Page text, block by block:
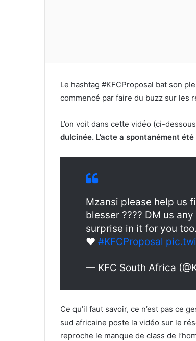
Le hashtag #KFCProposal bat son
commencé par faire du buzz sur les
L’on voit dans cette vidéo (ci-
dulcinée. L’acte a spontanément
Mzansi please help us
blesser ???? DM us
surprise in it for you
❤️ #KFCProposal
— KFC South Africa
Ce qu’il faut savoir, ce n’est pas ce
sud africaine poste la vidéo sur le
reproche le manque de class de